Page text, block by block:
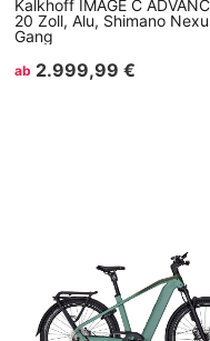
Kalkhoff IMAGE C
20 Zoll, Alu, Shimano
Gang
ab 2.999,99 €